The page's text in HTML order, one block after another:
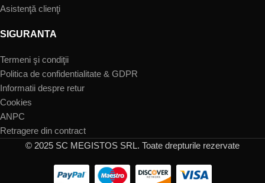
Asistenţă clienţi
SIGURANTA
Termeni şi condiţii
Politica de confidentialitate & GDPR
Informatii despre retur
Cookies
ANPC
Retragere din contract
© 2025 SC MEGISTOS SRL. Toate drepturile rezervate